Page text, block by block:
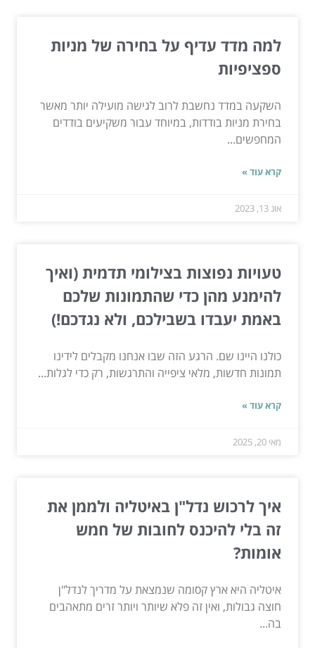
למה מדד עדיף על בחירה של מניות
ספציפיות
השקעה במדד נחשבת לרוב לגישה מועילה יותר מאשר
בחירת מניות בודדות, במיוחד עבור משקיעים בודדים
המחפשים...
קרא עוד »
אוג 13, 2023
טעויות נפוצות בצילומי תדמית (ואיך
להימנע מהן כדי שהתמונות שלכם
באמת יעבדו בשבילכם, ולא נגדכם!)
כולנו היינו שם. הרגע הזה שבו אנחנו מקבלים לידינו
תמונות חדשות, מלאי ציפייה והתרגשות, רק כדי לגלות...
קרא עוד »
מאי 20, 2025
איך לרכוש נדל"ן באיטליה ולממן את
זה בלי להיכנס לחובות של חמש
אומות?
איטליה היא ארץ קסומה שנמצאת על מדריך לנדל"ן
חוצה גבולות, ואין זה פלא שיותר ויותר זרים מתאהבים
בה...